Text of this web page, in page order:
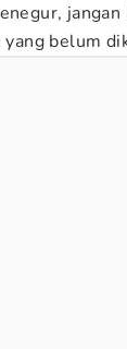
yang belum